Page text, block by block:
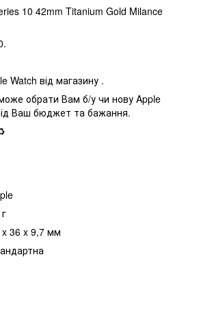
10 42mm Titanium Gold Milance
Watch від магазину .
обрати Вам б/у чи нову Apple
Ваш бюджет та бажання.
36 x 9,7 мм